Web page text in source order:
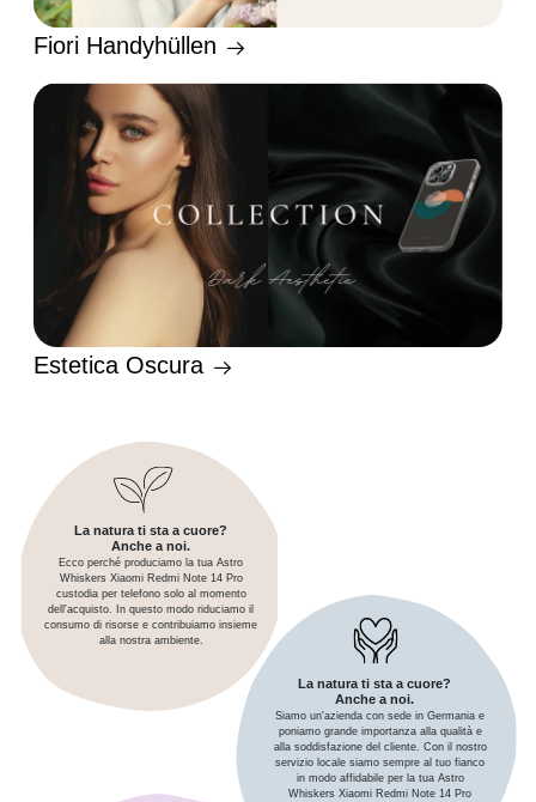
Fiori Handyhüllen
Estetica Oscura
La natura ti sta a cuore?
Anche a noi.
Ecco perché produciamo la tua Astro
Whiskers Xiaomi Redmi Note 14 Pro
custodia per telefono solo al momento
dell'acquisto. In questo modo riduciamo il
consumo di risorse e contribuiamo insieme
alla nostra ambiente.
La natura ti sta a cuore?
Anche a noi.
Siamo un'azienda con sede in Germania e
poniamo grande importanza alla qualità e
alla soddisfazione del cliente. Con il nostro
servizio locale siamo sempre al tuo fianco
in modo affidabile per la tua Astro
Whiskers Xiaomi Redmi Note 14 Pro